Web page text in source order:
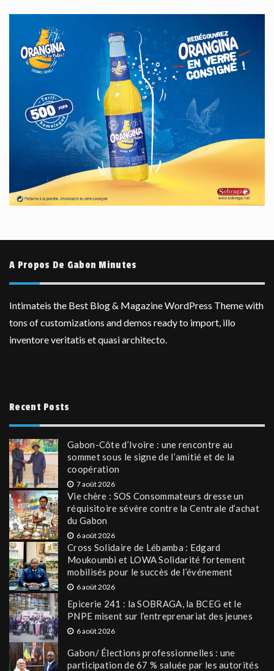
A Propos De Gabon Minutes
Intimateis the Best Blog & Magazine WordPress Theme with
tons of customizations and demos ready to import, illo
inventore veritatis et quasi architecto.
Recent Posts
Gabon-Côte d’Ivoire : une rencontre au
sommet sous le signe de l’amitié et de la
coopération
7 août 2026
Vie chère : SOS Consommateurs dresse un
réquisitoire sévère contre la Centrale d’achat
du Gabon
6 août 2026
Cross Solidaire de Lébamba : Edgard
Moukoumbi et LOWA Solidarité fortement
mobilisés pour le succès de l’événement
6 août 2026
Epicerie 241 : la SOBRAGA, la BCEG et le
PNPE misent sur l’entreprenariat des jeunes
6 août 2026
Gabon/ Élections professionnelles : une
participation de 67 % saluée par les autorités